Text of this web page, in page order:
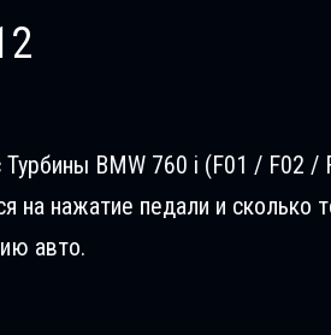
BMW 760 i (F01 / F02 /
на нажатие педали и сколько
авто.